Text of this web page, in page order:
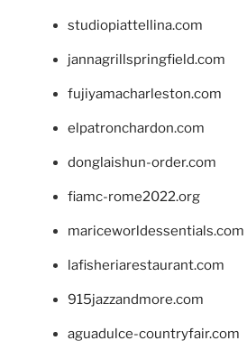
studiopiattellina.com
jannagrillspringfield.com
fujiyamacharleston.com
elpatronchardon.com
donglaishun-order.com
fiamc-rome2022.org
mariceworldessentials.com
lafisheriarestaurant.com
915jazzandmore.com
aguadulce-countryfair.com